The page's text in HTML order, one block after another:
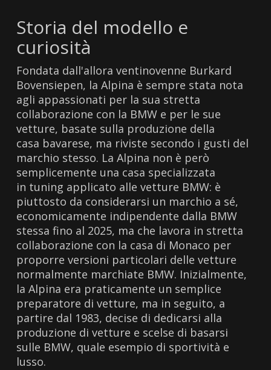
Storia del modello e
curiosità
Fondata dall'allora ventinovenne Burkard
Bovensiepen, la Alpina è sempre stata nota
agli appassionati per la sua stretta
collaborazione con la BMW e per le sue
vetture, basate sulla produzione della
casa bavarese, ma riviste secondo i gusti del
marchio stesso. La Alpina non è però
semplicemente una casa specializzata
in tuning applicato alle vetture BMW: è
piuttosto da considerarsi un marchio a sé,
economicamente indipendente dalla BMW
stessa fino al 2025, ma che lavora in stretta
collaborazione con la casa di Monaco per
proporre versioni particolari delle vetture
normalmente marchiate BMW. Inizialmente,
la Alpina era praticamente un semplice
preparatore di vetture, ma in seguito, a
partire dal 1983, decise di dedicarsi alla
produzione di vetture e scelse di basarsi
sulle BMW, quale esempio di sportività e
lusso.